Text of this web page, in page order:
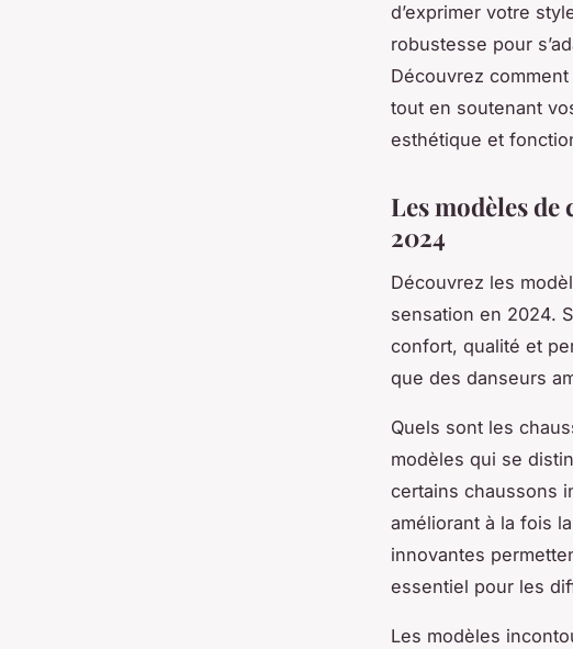
d’exprimer votre
robustesse pour
Découvrez
tout en soutenant
esthétique et
Les modèles de
2024
Découvrez les
sensation en 2024.
confort, qualité et
que des danseurs
Quels sont les
modèles qui se
certains chaussons
améliorant à la fois
innovantes
essentiel pour les
Les modèles